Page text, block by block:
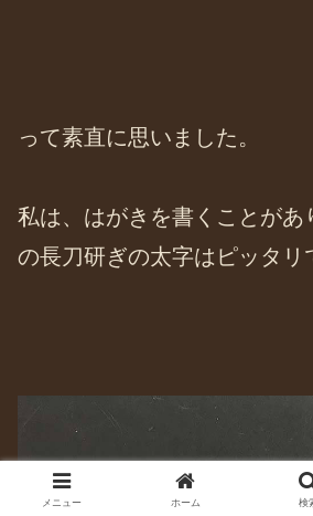
って素直に思いました。
私は、はがきを書くことがあ
の長刀研ぎの太字はピッタリ
メニュー ホーム 検